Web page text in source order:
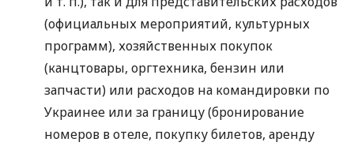
(официальных мероприятий, культурных
программ), хозяйственных покупок
(канцтовары, оргтехника, бензин или
запчасти) или расходов на командировки по
Украинее или за границу (бронирование
номеров в отеле, покупку билетов, аренду